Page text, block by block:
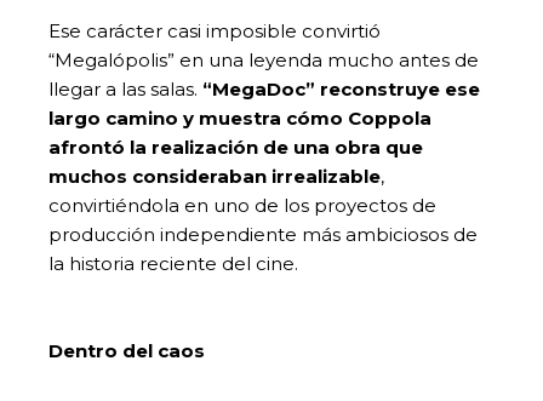
Ese carácter casi imposible convirtió
“Megalópolis” en una leyenda mucho antes de
llegar a las salas. “MegaDoc” reconstruye ese
largo camino y muestra cómo Coppola
afrontó la realización de una obra que
muchos consideraban irrealizable,
convirtiéndola en uno de los proyectos de
producción independiente más ambiciosos de
la historia reciente del cine.
Dentro del caos